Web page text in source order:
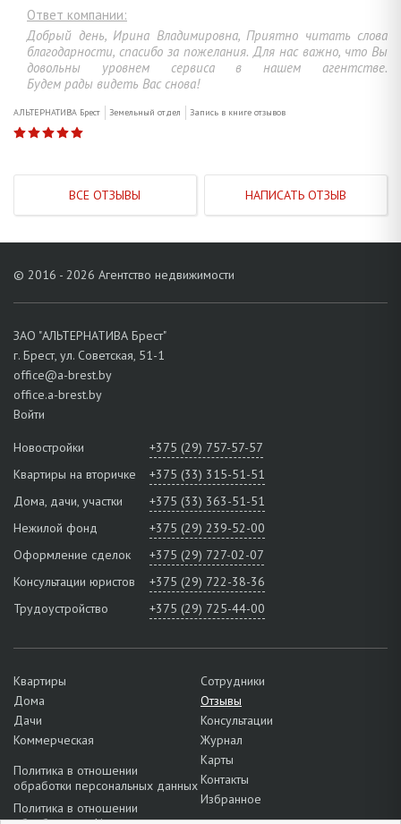
Ответ компании:
Добрый день, Ирина Владимировна, Приятно читать слова
благодарности, спасибо за пожелания. Для нас важно, что Вы
довольны уровнем сервиса в нашем агентстве.
Будем рады видеть Вас снова!
АЛЬТЕРНАТИВА Брест Земельный отдел Запись в книге отзывов
ВСЕ ОТЗЫВЫ НАПИСАТЬ ОТЗЫВ
© 2016 - 2026 Агентство недвижимости
ЗАО "АЛЬТЕРНАТИВА Брест"
г. Брест, ул. Советская, 51-1
office@a-brest.by
office.a-brest.by
Войти
Новостройки
+375 (29) 757-57-57
Квартиры на вторичке
+375 (33) 315-51-51
Дома, дачи, участки
+375 (33) 363-51-51
Нежилой фонд
+375 (29) 239-52-00
Оформление сделок
+375 (29) 727-02-07
Консультации юристов
+375 (29) 722-38-36
Трудоустройство
+375 (29) 725-44-00
Квартиры
Дома
Дачи
Коммерческая
Политика в отношении
обработки персональных данных
Политика в отношении
Сотрудники
Отзывы
Консультации
Журнал
Карты
Контакты
Избранное